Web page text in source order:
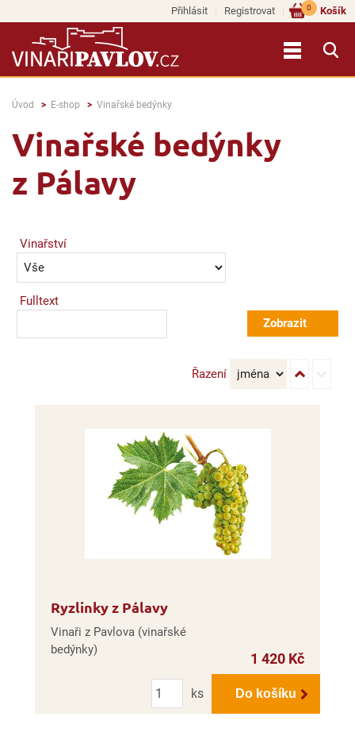
Přihlásit Registrovat Košík
0
Úvod E-shop Vinařské bedýnky
Vinařské bedýnky
z Pálavy
Vinařství
Fulltext
Řazení
Ryzlinky z Pálavy
Vinaři z Pavlova (vinařské
bedýnky)
1 420 Kč
Počet
ks
Do košíku